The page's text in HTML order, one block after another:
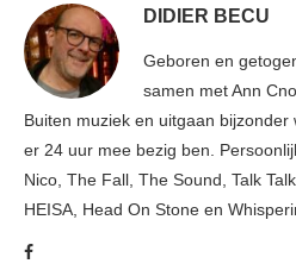
DIDIER BECU
Geboren en
samen met Ann
Buiten muziek en uitgaan
er 24 uur mee bezig ben.
Nico, The Fall, The Sound, Talk
HEISA, Head On Stone en